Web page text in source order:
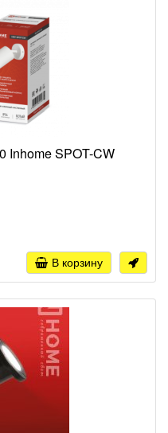
Inhome SPOT-CW
В корзину